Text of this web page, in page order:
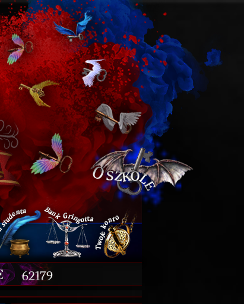
62179